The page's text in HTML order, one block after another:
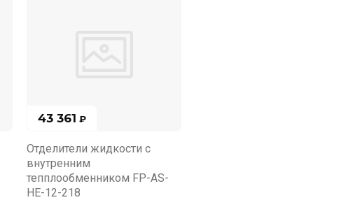
43 361 ₽
Отделители жидкости с
внутренним
тепплообменником FP-AS-
HE-12-218